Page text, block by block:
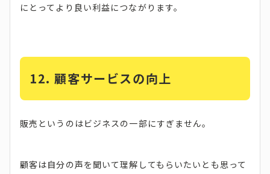
にとってより良い利益につながります。
12. 顧客サービスの向上
販売というのはビジネスの一部にすぎません。
顧客は自分の声を聞いて理解してもらいたいとも思って